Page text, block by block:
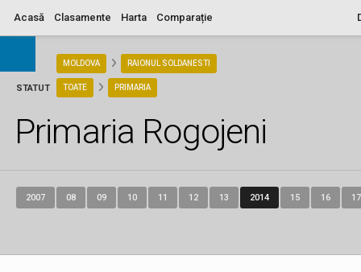
Acasă Clasamente Harta Comparație
STATUT
MOLDOVA RAIONUL SOLDANESTI
TOATE PRIMARIA
Primaria Rogojeni
2007 08 09 10 11 12 13 2014 15 16 17